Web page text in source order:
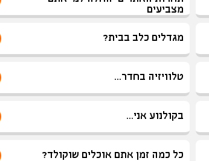
מצביעים
מגדלים כלב בבית?
טלוויזיה בחדר...
בקולנוע אני...
כל כמה זמן אתם אוכלים שוקולד?